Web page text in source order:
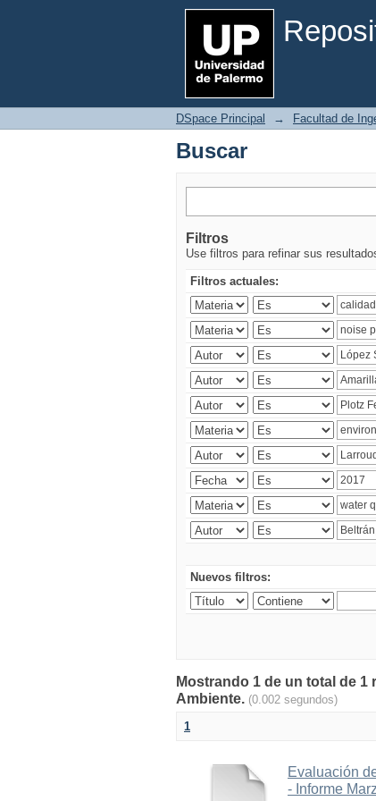
Buscar
DSpace Principal → Facultad de
Buscar
Filtros
Use filtros para refinar sus
Filtros actuales:
Nuevos filtros:
Mostrando 1 de un total de
Ambiente. (0.002 segundos)
1
Evaluación
- Informe